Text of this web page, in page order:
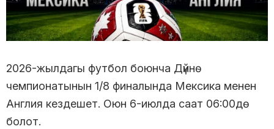
2026-жылдагы футбол боюнча Дүйнө
чемпионатынын 1/8 финалында Мексика менен
Англия кездешет. Оюн 6-июлда саат 06:00дө
болот.